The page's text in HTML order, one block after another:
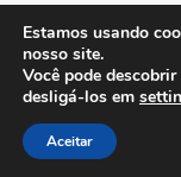
Estamos usando
nosso site.
Você pode
desligá-los em
Aceitar